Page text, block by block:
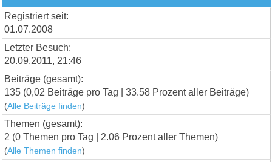
Registriert seit:
01.07.2008
Letzter Besuch:
20.09.2011, 21:46
Beiträge (gesamt):
135 (0,02 Beiträge pro Tag | 33.58 Prozent aller Beiträge)
(Alle Beiträge finden)
Themen (gesamt):
2 (0 Themen pro Tag | 2.06 Prozent aller Themen)
(Alle Themen finden)